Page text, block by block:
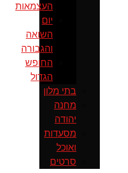
העצמאות
יום
השואה
והגבורה
החופש
הגדול
בתי מלון
מחנה
יהודה
מסעדות
ואוכל
סרטים